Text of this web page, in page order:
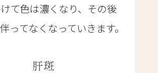
て色は濃くなり、その後
ってなくなっていきます。
肝斑